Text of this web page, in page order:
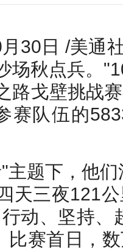
30日 /美通
场秋点兵。
路戈壁挑战
赛队伍的
主题下，他
天三夜121
动、坚持、
比赛首日，